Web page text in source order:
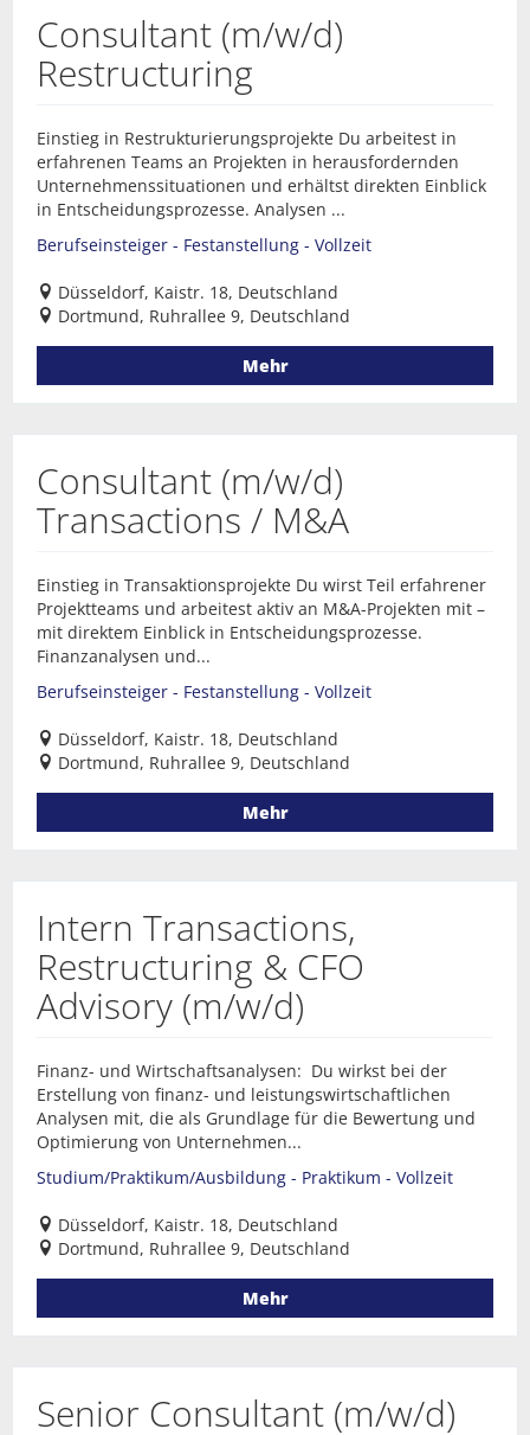
Consultant (m/w/d)
Restructuring
Einstieg in Restrukturierungsprojekte Du arbeitest in
erfahrenen Teams an Projekten in herausfordernden
Unternehmenssituationen und erhältst direkten Einblick
in Entscheidungsprozesse. Analysen ...
Berufseinsteiger - Festanstellung - Vollzeit
Düsseldorf, Kaistr. 18, Deutschland
Dortmund, Ruhrallee 9, Deutschland
Mehr
Consultant (m/w/d)
Transactions / M&A
Einstieg in Transaktionsprojekte Du wirst Teil erfahrener
Projektteams und arbeitest aktiv an M&A-Projekten mit –
mit direktem Einblick in Entscheidungsprozesse.
Finanzanalysen und...
Berufseinsteiger - Festanstellung - Vollzeit
Düsseldorf, Kaistr. 18, Deutschland
Dortmund, Ruhrallee 9, Deutschland
Mehr
Intern Transactions,
Restructuring & CFO
Advisory (m/w/d)
Finanz- und Wirtschaftsanalysen: Du wirkst bei der
Erstellung von finanz- und leistungswirtschaftlichen
Analysen mit, die als Grundlage für die Bewertung und
Optimierung von Unternehmen...
Studium/Praktikum/Ausbildung - Praktikum - Vollzeit
Düsseldorf, Kaistr. 18, Deutschland
Dortmund, Ruhrallee 9, Deutschland
Mehr
Senior Consultant (m/w/d)